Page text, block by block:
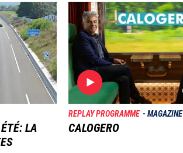
LA
Image
REPLAY PROGRAMME MAGAZINE
CALOGERO